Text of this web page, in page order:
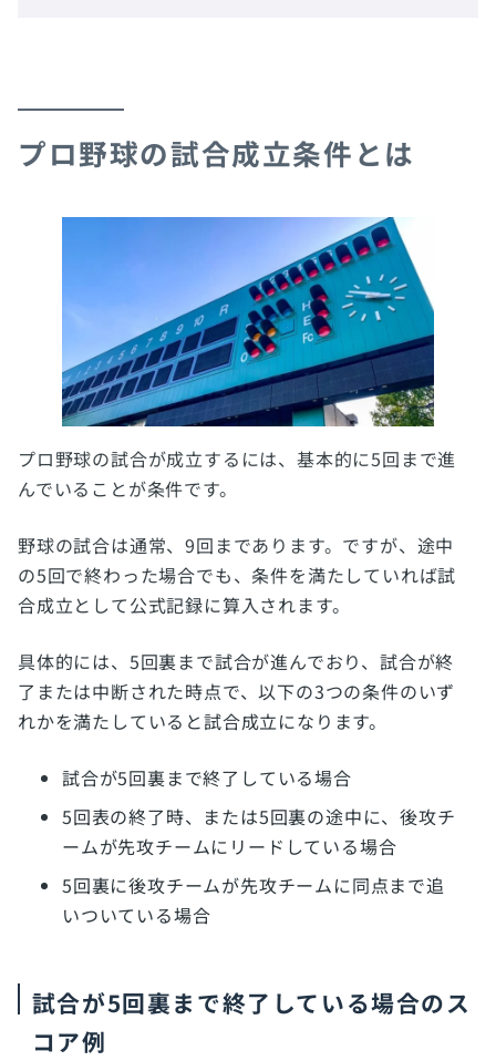
プロ野球の試合成立条件とは
プロ野球の試合が成立するには、基本的に5回まで進
んでいることが条件です。
野球の試合は通常、9回まであります。ですが、途中
の5回で終わった場合でも、条件を満たしていれば試
合成立として公式記録に算入されます。
具体的には、5回裏まで試合が進んでおり、試合が終
了または中断された時点で、以下の3つの条件のいず
れかを満たしていると試合成立になります。
試合が5回裏まで終了している場合
5回表の終了時、または5回裏の途中に、後攻チ
ームが先攻チームにリードしている場合
5回裏に後攻チームが先攻チームに同点まで追
いついている場合
試合が5回裏まで終了している場合のス
コア例